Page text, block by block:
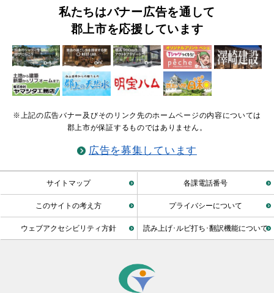
私たちはバナー広告を通して
郡上市を応援しています
※上記の広告バナー及びそのリンク先のホームページの内容については
郡上市が保証するものではありません。
広告を募集しています
サイトマップ 各課電話番号
このサイトの考え方 プライバシーについて
ウェブアクセシビリティ方針 読み上げ･ルビ打ち･翻訳機能について